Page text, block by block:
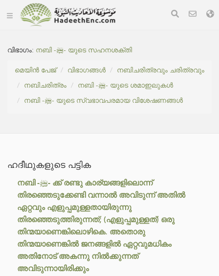
വിഭാഗം:
നബി -ﷺ- യുടെ സഹനശക്തി
മെയിൻ പേജ്
വിഭാഗങ്ങൾ
നബിചരിത്രവും ചരിത്രവും
നബിചരിത്രം
നബി -ﷺ- യുടെ ശമാഇലുകൾ
നബി -ﷺ- യുടെ സ്വഭാവപരമായ വിശേഷണങ്ങൾ
ഹദീഥുകളുടെ പട്ടിക
നബി -ﷺ- ക്ക് രണ്ടു കാര്യങ്ങളിലൊന്ന്
തിരഞ്ഞെടുക്കേണ്ടി വന്നാൽ അവിടുന്ന് അതിൽ
ഏറ്റവും എളുപ്പമുള്ളതായിരുന്നു
തിരഞ്ഞെടുത്തിരുന്നത്; (എളുപ്പമുള്ളത്) ഒരു
തിന്മയാണെങ്കിലൊഴികെ. അതൊരു
തിന്മയാണെങ്കിൽ ജനങ്ങളിൽ ഏറ്റവുമധികം
അതിനോട് അകന്നു നിൽക്കുന്നത്
അവിടുന്നായിരിക്കും